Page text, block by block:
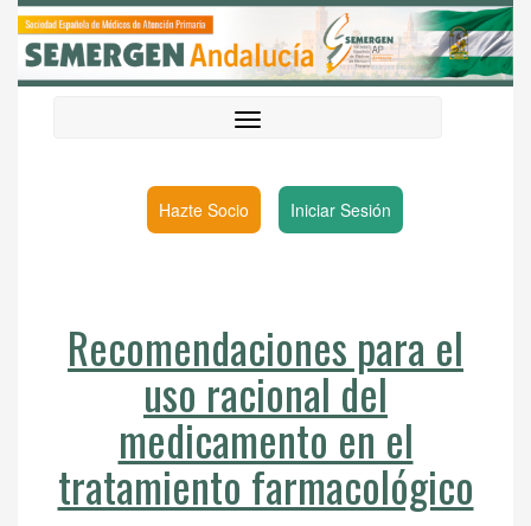
Hazte Socio Iniciar Sesión
Recomendaciones para el
uso racional del
medicamento en el
tratamiento farmacológico